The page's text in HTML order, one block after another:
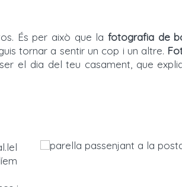
És per això que la fotografia de
tornar a sentir un cop i un altre.
el dia del teu casament, que